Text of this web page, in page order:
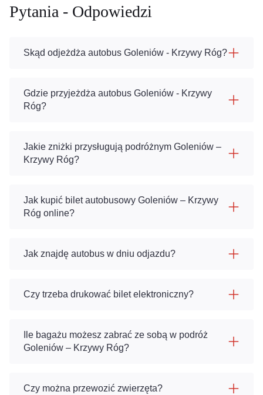
Pytania - Odpowiedzi
Skąd odjeżdża autobus Goleniów - Krzywy Róg?
Gdzie przyjeżdża autobus Goleniów - Krzywy
Róg?
Jakie zniżki przysługują podróżnym Goleniów –
Krzywy Róg?
Jak kupić bilet autobusowy Goleniów – Krzywy
Róg online?
Jak znajdę autobus w dniu odjazdu?
Czy trzeba drukować bilet elektroniczny?
Ile bagażu możesz zabrać ze sobą w podróż
Goleniów – Krzywy Róg?
Czy można przewozić zwierzęta?